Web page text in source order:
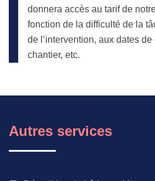
donnera accès au tarif de
fonction de la difficulté de la
de l’intervention, aux dates
chantier, etc.
Autres services